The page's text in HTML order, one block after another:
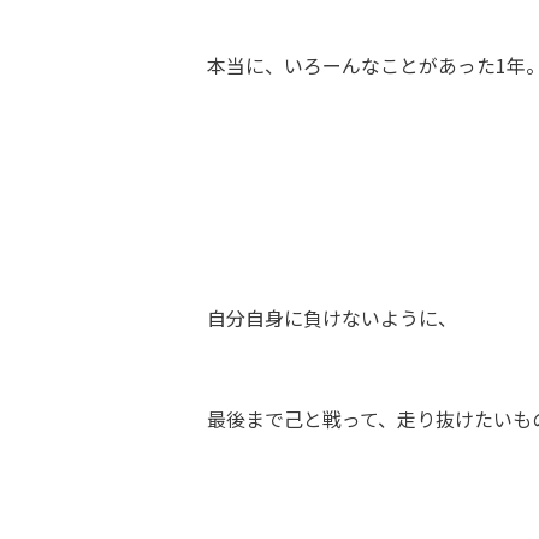
本当に、いろーんなことがあった1年。
自分自身に負けないように、
最後まで己と戦って、走り抜けたいも